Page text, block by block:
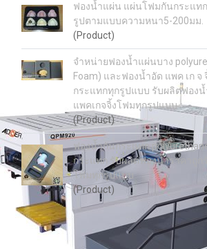
ฟองน้ำแผ่น แผ่นโฟมกันกระแท
รูปตามแบบความหนา5-200มม.
(Product)
จำหน่ายฟองน้ำแผ่นบาง
Foam) และฟองน้ำอัด แพค เก จ
กระแทกทุกรูปแบบ รับผลิตฟอง
แพคเกจจิ้งโฟมทุกรูปแบบ
(Product)
ฟองน้ำกันกระแทก
กระแทก รับผลิตฟองน้ำราคาถูก
โฟมทุกรูปแบบ
(Product)